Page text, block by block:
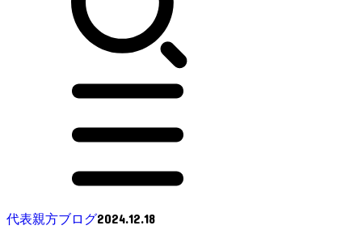
代表親方ブログ2024.12.18